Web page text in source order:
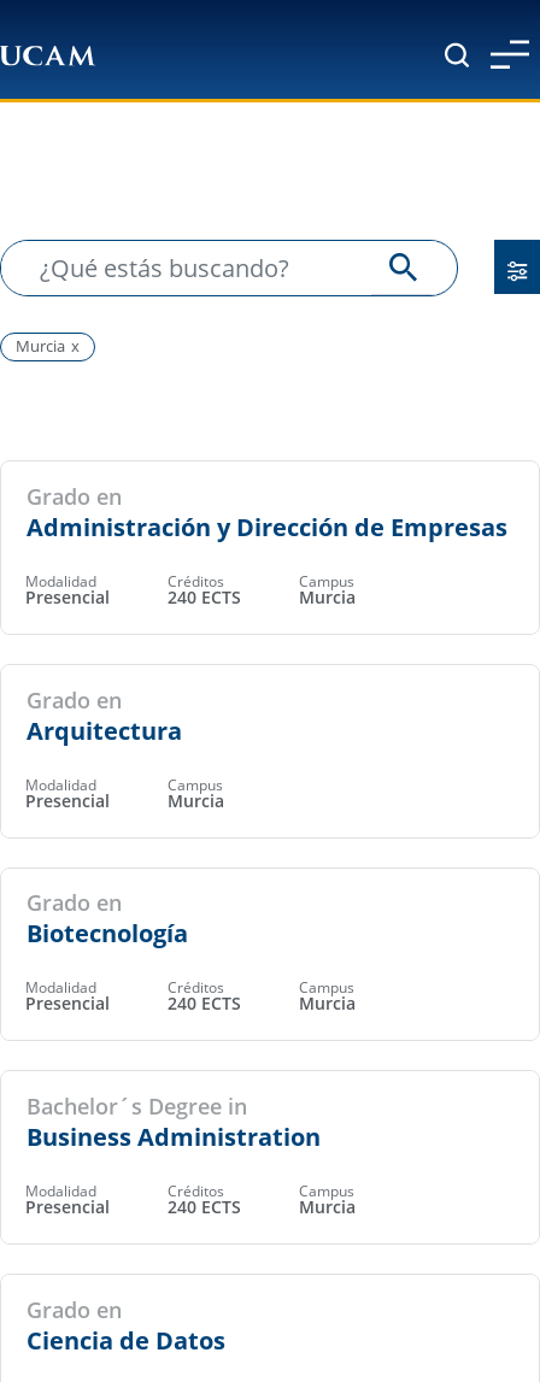
Murcia
Grado en
Administración y Dirección de Empresas
Modalidad
Presencial
Créditos
240 ECTS
Campus
Murcia
Grado en
Arquitectura
Modalidad
Presencial
Campus
Murcia
Grado en
Biotecnología
Modalidad
Presencial
Créditos
240 ECTS
Campus
Murcia
Bachelor´s Degree in
Business Administration
Modalidad
Presencial
Créditos
240 ECTS
Campus
Murcia
Grado en
Ciencia de Datos